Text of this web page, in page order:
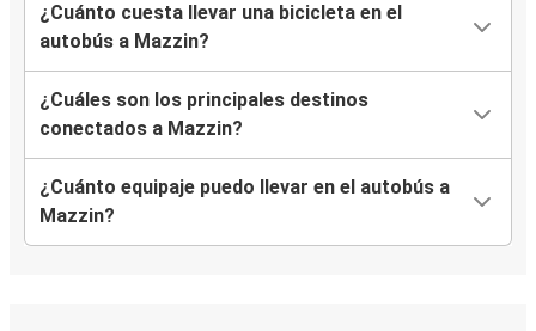
¿Cuánto cuesta llevar una bicicleta en el
autobús a Mazzin?
¿Cuáles son los principales destinos
conectados a Mazzin?
¿Cuánto equipaje puedo llevar en el autobús a
Mazzin?